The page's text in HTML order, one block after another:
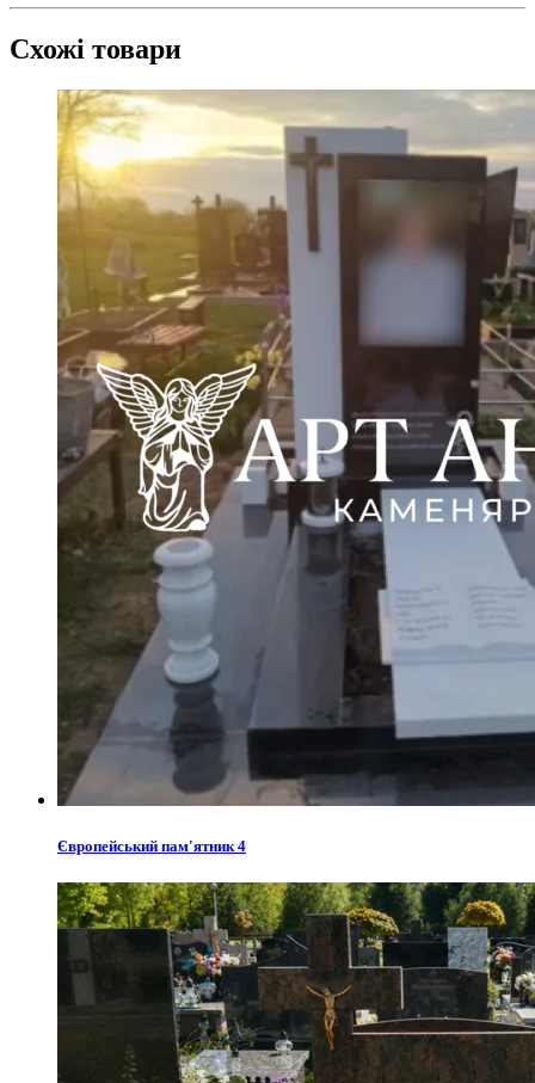
Схожі товари
Європейський пам'ятник 4